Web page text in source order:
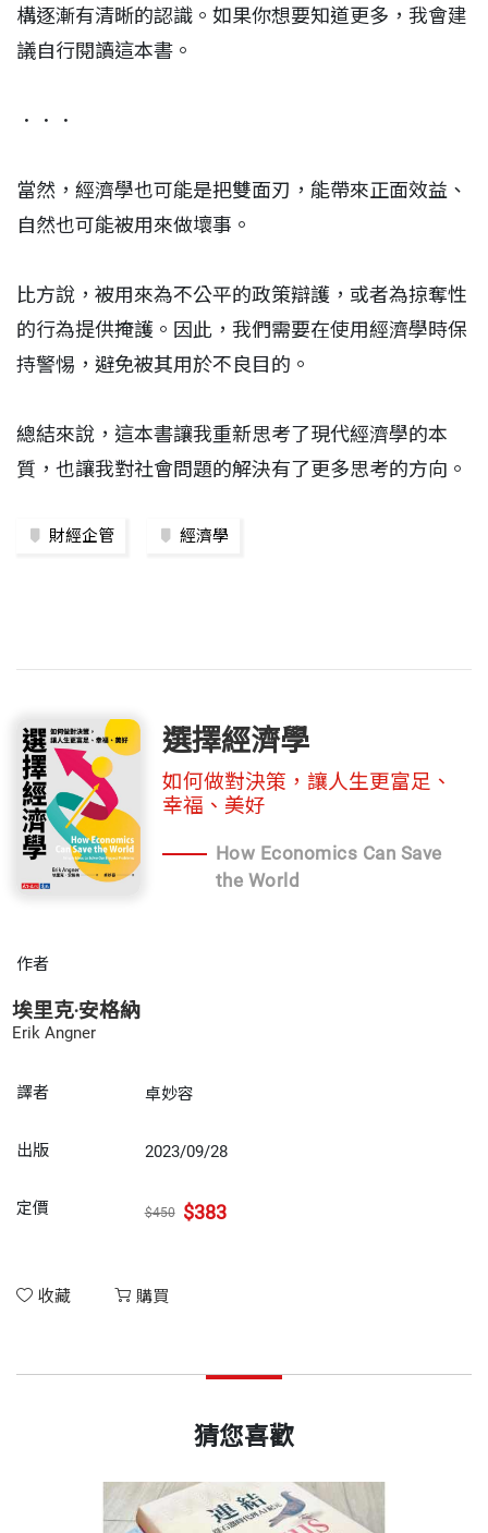
構逐漸有清晰的認識。如果你想要知道更多，我會建
議自行閱讀這本書。
．．．
當然，經濟學也可能是把雙面刃，能帶來正面效益、
自然也可能被用來做壞事。
比方說，被用來為不公平的政策辯護，或者為掠奪性
的行為提供掩護。因此，我們需要在使用經濟學時保
持警惕，避免被其用於不良目的。
總結來說，這本書讓我重新思考了現代經濟學的本
質，也讓我對社會問題的解決有了更多思考的方向。
財經企管 經濟學
選擇經濟學
如何做對決策，讓人生更富足、
幸福、美好
How Economics Can Save
the World
作者
埃里克‧安格納
Erik Angner
譯者 卓妙容
出版 2023/09/28
定價 $450 $383
收藏 購買
猜您喜歡